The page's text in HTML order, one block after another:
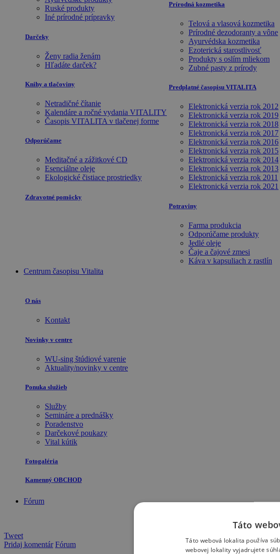
Ruské produkty
Iné prírodné prípravky
Darčeky
Ženy radia ženám
Hľadáte darček?
Knihy a tlačoviny
Netradičné čítanie
Kalendáre a ročné vydania VITALITY
Časopis VITALITA v tlačenej forme
Odporúčame
Meditačné a zážitkové CD
Esenciálne oleje
Ekologické čistiace prostriedky
Zdravotné pomôcky
Prírodná kozmetika
Telová a vlasová kozmetika
Prírodné dezodoranty a vône
Ayurvédska kozmetika
Ezoterická starostlivosť
Produkty s oslím mliekom
Zubné pasty z prírody
Predplatné časopisu VITALITA
Elektronická verzia rok 2012
Elektronická verzia rok 2019
Elektronická verzia rok 2018
Elektronická verzia rok 2017
Elektronická verzia rok 2016
Elektronická verzia rok 2015
Elektronická verzia rok 2014
Elektronická verzia rok 2013
Elektronická verzia rok 2011
Elektronická verzia rok 2021
Potraviny
Farma produkcia
Odporúčame produkty
Jedlé oleje
Čaje a čajové zmesi
Káva v kapsuliach z rastlín
Centrum časopisu Vitalita
O nás
Kontakt
Novinky v centre
WU-sing štúdiové varenie
Aktuality/novinky v centre
Ponuka služieb
Služby
Semináre a prednášky
Poradenstvo
Darčekové poukazy
Vital kútik
Fotogaléria
Kamenný OBCHOD
Fórum
Tweet
Pridaj komentár Fórum
Táto
Táto webová lokalita používa
webovej lokality vyjadrujete